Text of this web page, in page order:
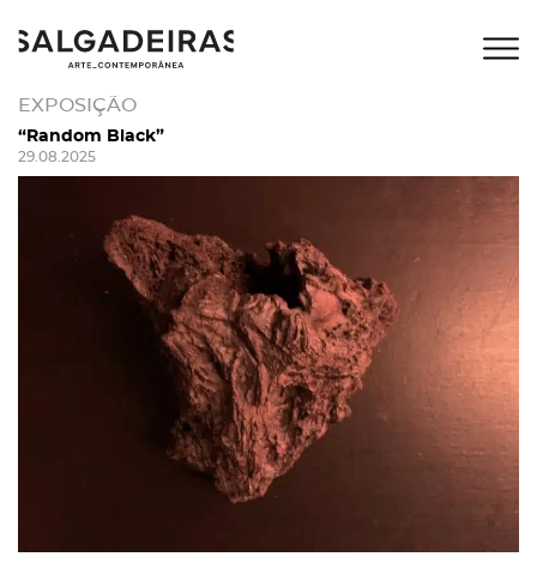
EXPOSIÇÃO
“Random Black”
29.08.2025